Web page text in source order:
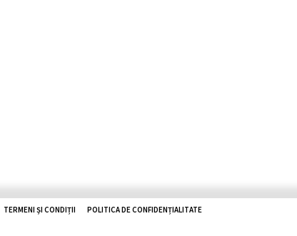
TERMENI ȘI CONDIȚII POLITICA DE CONFIDENȚIALITATE